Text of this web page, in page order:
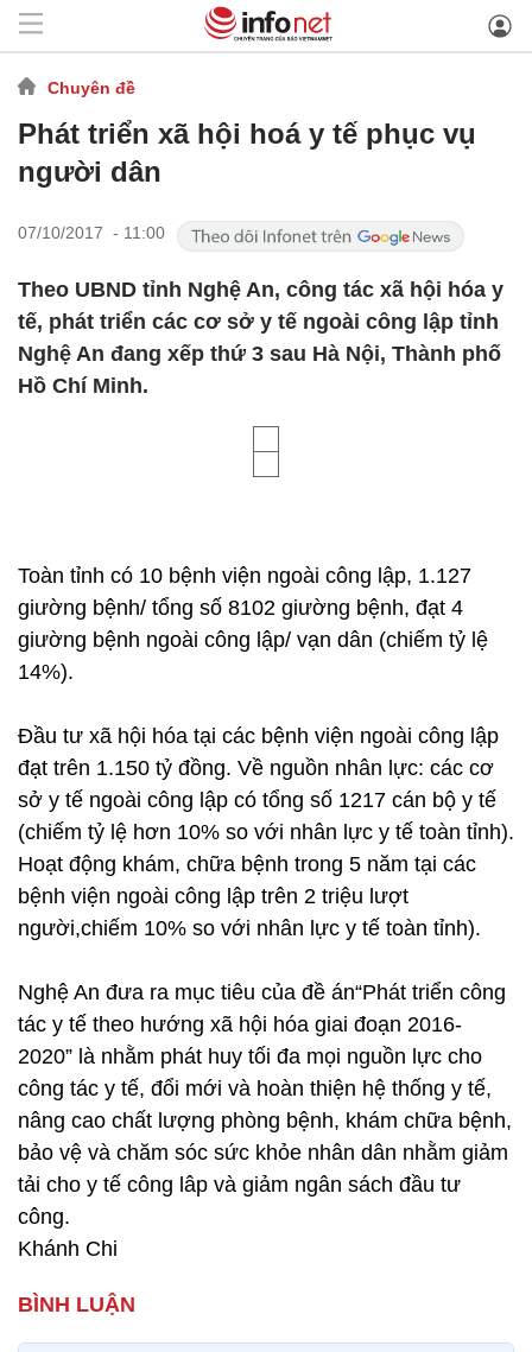
Chuyên đề
Phát triển xã hội hoá y tế phục vụ
người dân
07/10/2017 - 11:00
Theo UBND tỉnh Nghệ An, công tác xã hội hóa y
tế, phát triển các cơ sở y tế ngoài công lập tỉnh
Nghệ An đang xếp thứ 3 sau Hà Nội, Thành phố
Hồ Chí Minh.
Toàn tỉnh có 10 bệnh viện ngoài công lập, 1.127
giường bệnh/ tổng số 8102 giường bệnh, đạt 4
giường bệnh ngoài công lập/ vạn dân (chiếm tỷ lệ
14%).
Đầu tư xã hội hóa tại các bệnh viện ngoài công lập
đạt trên 1.150 tỷ đồng. Về nguồn nhân lực: các cơ
sở y tế ngoài công lập có tổng số 1217 cán bộ y tế
(chiếm tỷ lệ hơn 10% so với nhân lực y tế toàn tỉnh).
Hoạt động khám, chữa bệnh trong 5 năm tại các
bệnh viện ngoài công lập trên 2 triệu lượt
người,chiếm 10% so với nhân lực y tế toàn tỉnh).
Nghệ An đưa ra mục tiêu của đề án“Phát triển công
tác y tế theo hướng xã hội hóa giai đoạn 2016-
2020” là nhằm phát huy tối đa mọi nguồn lực cho
công tác y tế, đổi mới và hoàn thiện hệ thống y tế,
nâng cao chất lượng phòng bệnh, khám chữa bệnh,
bảo vệ và chăm sóc sức khỏe nhân dân nhằm giảm
tải cho y tế công lâp và giảm ngân sách đầu tư
công.
Khánh Chi